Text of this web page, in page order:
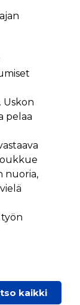
Uskon
pelaa
nuoria,
kaikki